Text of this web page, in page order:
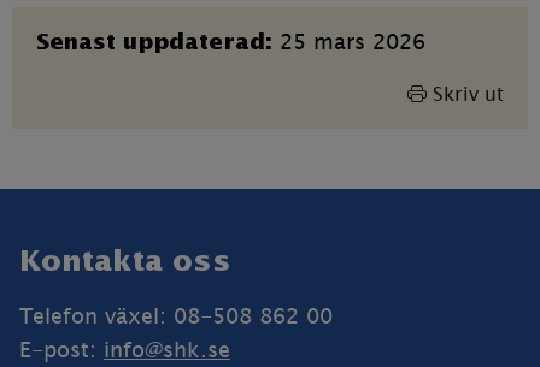
Sidinformation
Senast uppdaterad: 25 mars 2026
Skriv ut
Kontakta oss
Telefon växel: 08-508 862 00
E-post: info@shk.se